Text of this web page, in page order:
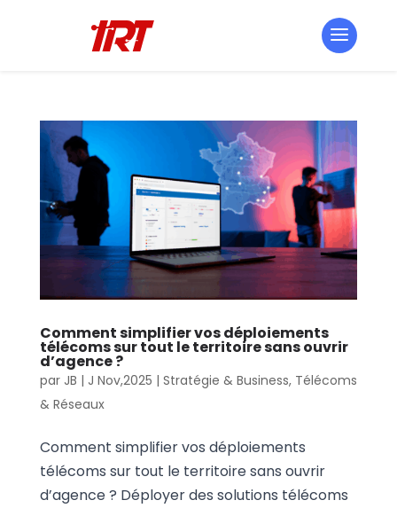
Comment simplifier vos déploiements
télécoms sur tout le territoire sans ouvrir
d’agence ?
par JB | J Nov,2025 | Stratégie & Business, Télécoms
& Réseaux
Comment simplifier vos déploiements
télécoms sur tout le territoire sans ouvrir
d’agence ? Déployer des solutions télécoms